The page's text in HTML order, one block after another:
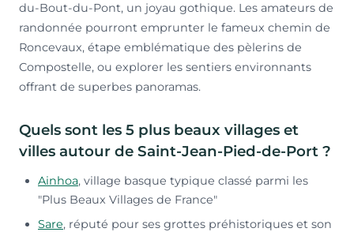
du-Bout-du-Pont, un joyau gothique. Les amateurs de
randonnée pourront emprunter le fameux chemin de
Roncevaux, étape emblématique des pèlerins de
Compostelle, ou explorer les sentiers environnants
offrant de superbes panoramas.
Quels sont les 5 plus beaux villages et
villes autour de Saint-Jean-Pied-de-Port ?
Ainhoa, village basque typique classé parmi les
"Plus Beaux Villages de France"
Sare, réputé pour ses grottes préhistoriques et son